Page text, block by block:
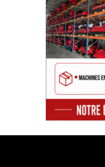
PALMS
FISCHER